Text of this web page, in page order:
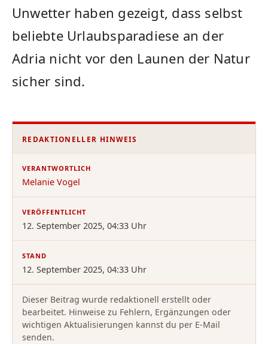
Unwetter haben gezeigt, dass selbst
beliebte Urlaubsparadiese an der
Adria nicht vor den Launen der Natur
sicher sind.
REDAKTIONELLER HINWEIS
VERANTWORTLICH
Melanie Vogel
VERÖFFENTLICHT
12. September 2025, 04:33 Uhr
STAND
12. September 2025, 04:33 Uhr
Dieser Beitrag wurde redaktionell erstellt oder
bearbeitet. Hinweise zu Fehlern, Ergänzungen oder
wichtigen Aktualisierungen kannst du per E-Mail
senden.